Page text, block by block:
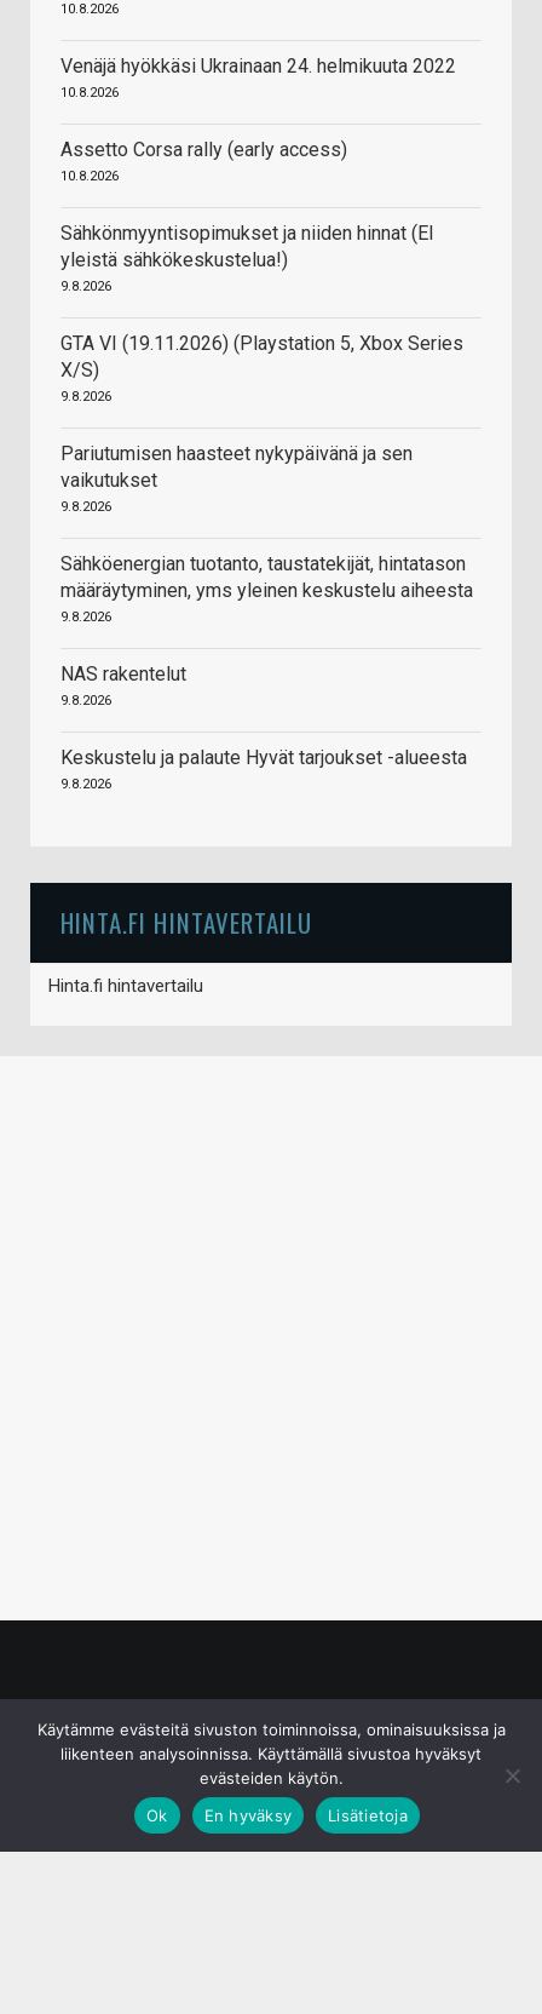
10.8.2026
Venäjä hyökkäsi Ukrainaan 24. helmikuuta 2022
10.8.2026
Assetto Corsa rally (early access)
10.8.2026
Sähkönmyyntisopimukset ja niiden hinnat (EI
yleistä sähkökeskustelua!)
9.8.2026
GTA VI (19.11.2026) (Playstation 5, Xbox Series
X/S)
9.8.2026
Pariutumisen haasteet nykypäivänä ja sen
vaikutukset
9.8.2026
Sähköenergian tuotanto, taustatekijät, hintatason
määräytyminen, yms yleinen keskustelu aiheesta
9.8.2026
NAS rakentelut
9.8.2026
Keskustelu ja palaute Hyvät tarjoukset -alueesta
9.8.2026
HINTA.FI HINTAVERTAILU
Hinta.fi hintavertailu
Käytämme evästeitä sivuston toiminnoissa, ominaisuuksissa ja
liikenteen analysoinnissa. Käyttämällä sivustoa hyväksyt
evästeiden käytön.
Ok
En hyväksy Lisätietoja